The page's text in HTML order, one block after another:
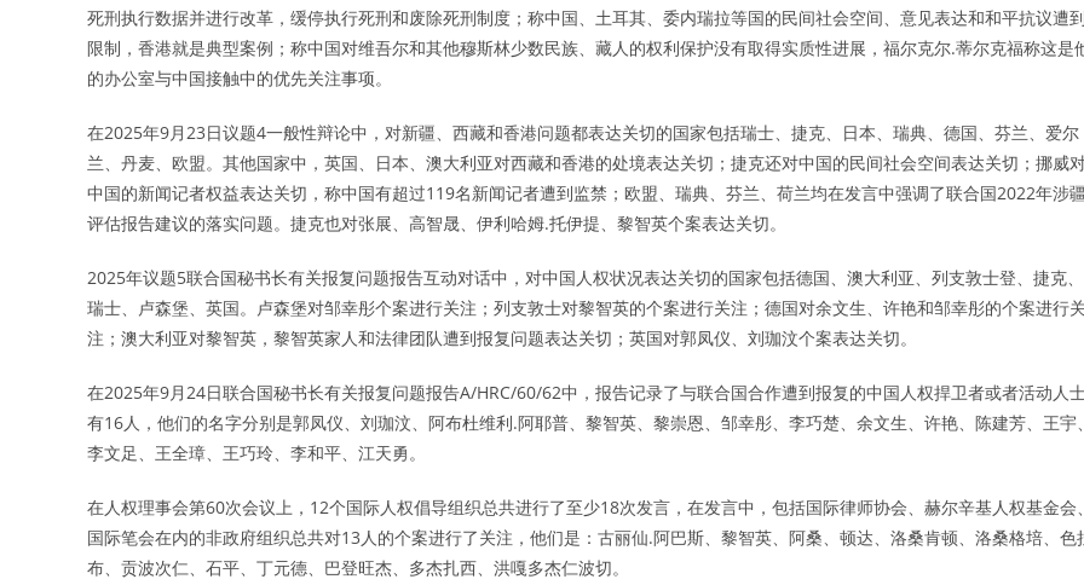
死刑执行数据并进行改革，缓停执行死刑和废除死刑制度；称中国、土耳其、委内瑞拉等国的民间社会空间、意见表达和和平抗议遭到
限制，香港就是典型案例；称中国对维吾尔和其他穆斯林少数民族、藏人的权利保护没有取得实质性进展，福尔克尔.蒂尔克福称这是
的办公室与中国接触中的优先关注事项。
在2025年9月23日议题4一般性辩论中，对新疆、西藏和香港问题都表达关切的国家包括瑞士、捷克、日本、瑞典、德国、芬兰、爱尔
兰、丹麦、欧盟。其他国家中，英国、日本、澳大利亚对西藏和香港的处境表达关切；捷克还对中国的民间社会空间表达关切；挪威
中国的新闻记者权益表达关切，称中国有超过119名新闻记者遭到监禁；欧盟、瑞典、芬兰、荷兰均在发言中强调了联合国2022年涉疆
评估报告建议的落实问题。捷克也对张展、高智晟、伊利哈姆.托伊提、黎智英个案表达关切。
2025年议题5联合国秘书长有关报复问题报告互动对话中，对中国人权状况表达关切的国家包括德国、澳大利亚、列支敦士登、捷克、
瑞士、卢森堡、英国。卢森堡对邹幸彤个案进行关注；列支敦士对黎智英的个案进行关注；德国对余文生、许艳和邹幸彤的个案进行关
注；澳大利亚对黎智英，黎智英家人和法律团队遭到报复问题表达关切；英国对郭凤仪、刘珈汶个案表达关切。
在2025年9月24日联合国秘书长有关报复问题报告A/HRC/60/62中，报告记录了与联合国合作遭到报复的中国人权捍卫者或者活动人
有16人，他们的名字分别是郭凤仪、刘珈汶、阿布杜维利.阿耶普、黎智英、黎崇恩、邹幸彤、李巧楚、余文生、许艳、陈建芳、王宇、
李文足、王全璋、王巧玲、李和平、江天勇。
在人权理事会第60次会议上，12个国际人权倡导组织总共进行了至少18次发言，在发言中，包括国际律师协会、赫尔辛基人权基金会、
国际笔会在内的非政府组织总共对13人的个案进行了关注，他们是：古丽仙.阿巴斯、黎智英、阿桑、顿达、洛桑肯顿、洛桑格培、色
布、贡波次仁、石平、丁元德、巴登旺杰、多杰扎西、洪嘎多杰仁波切。